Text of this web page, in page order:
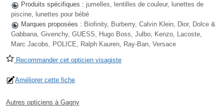
Produits spécifiques : jumelles, lentilles de couleur, lunettes de
piscine, lunettes pour bébé
Marques proposées : Biofinity, Burberry, Calvin Klein, Dior, Dolce &
Gabbana, Givenchy, GUESS, Hugo Boss, Julbo, Kenzo, Lacoste,
Marc Jacobs, POLICE, Ralph Kauren, Ray-Ban, Versace
Recommander cet opticien visagiste
Améliorer cette fiche
Autres opticiens à Gagny